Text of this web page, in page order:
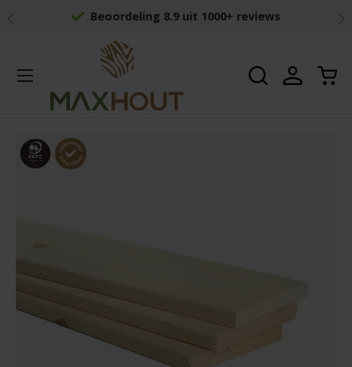
Beoordeling 8.9 uit 1000+ reviews
ZoekenInloggen
Menu